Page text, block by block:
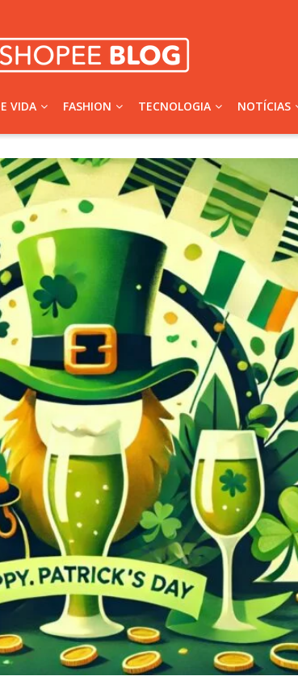
VIDA FASHION TECNOLOGIA NOTÍCIAS